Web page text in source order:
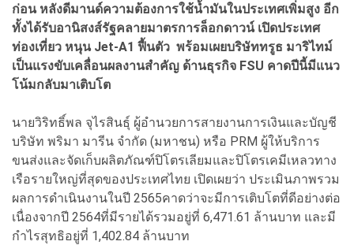
ก่อน หลังดีมานด์ความต้องการใช้น้ำมันในประเทศเพิ่มสูง อีก
ทั้งได้รับอานิสงส์รัฐคลายมาตรการล็อกดาวน์ เปิดประเทศ
ท่องเที่ยว หนุน Jet-A1 ฟื้นตัว พร้อมเผยบริษัททรูธ มาริไทม์
เป็นแรงขับเคลื่อนผลงานสำคัญ ด้านธุรกิจ FSU คาดปีนี้มีแนว
โน้มกลับมาเติบโต
นายวิริทธิ์พล จุไรสินธุ์ ผู้อำนวยการสายงานการเงินและบัญชี
บริษัท พริมา มารีน จำกัด (มหาชน) หรือ PRM ผู้ให้บริการ
ขนส่งและจัดเก็บผลิตภัณฑ์ปิโตรเลียมและปิโตรเคมีเหลวทาง
เรือรายใหญ่ที่สุดของประเทศไทย เปิดเผยว่า ประเมินภาพรวม
ผลการดำเนินงานในปี 2565คาดว่าจะมีการเติบโตที่ดีอย่างต่อ
เนื่องจากปี 2564ที่มีรายได้รวมอยู่ที่ 6,471.61 ล้านบาท และมี
กำไรสุทธิอยู่ที่ 1,402.84 ล้านบาท